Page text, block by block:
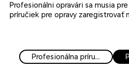
Profesionálni opravári sa musia
príručiek pre opravy zaregistrovať
dielov spoločnosti HONOR.
Profesionálna príručka pre opravu